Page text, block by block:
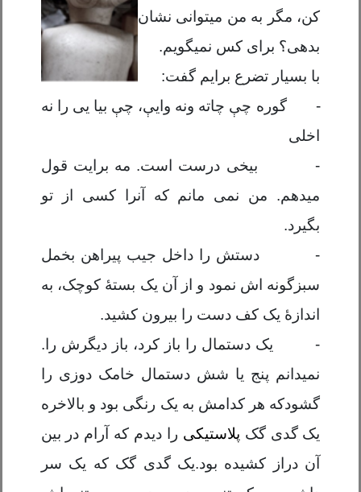
کن، مگر به من میتوانی نشان
بدهی؟ برای کس نمیگویم.
با بسیار تضرع برایم گفت:
-
گوره چې چاته ونه وایې، چې بیا یی ر ا نه
اخلی
-
بیخی درست است. مه برایت قول
میدهم. من نمی مانم که آنرا کسی از تو
بگیرد.
-
دستش را داخل جیب پیراهن بخمل
سبزگونه اش نمود و از آن یک بستۀ کوچک، به
اندازۀ یک کف دست را بیرون کشید.
-
یک دستمال را باز کرد، باز دیگرش را.
نمیدانم پنج یا شش دستمال خامک دوزی را
گشودکه هر کدامش به یک رنگی بود و بالاخره
یک گدی گک پلاستیکی را دیدم که آرام در بین
آن دراز کشیده بود.یک گدی گک که یک سر